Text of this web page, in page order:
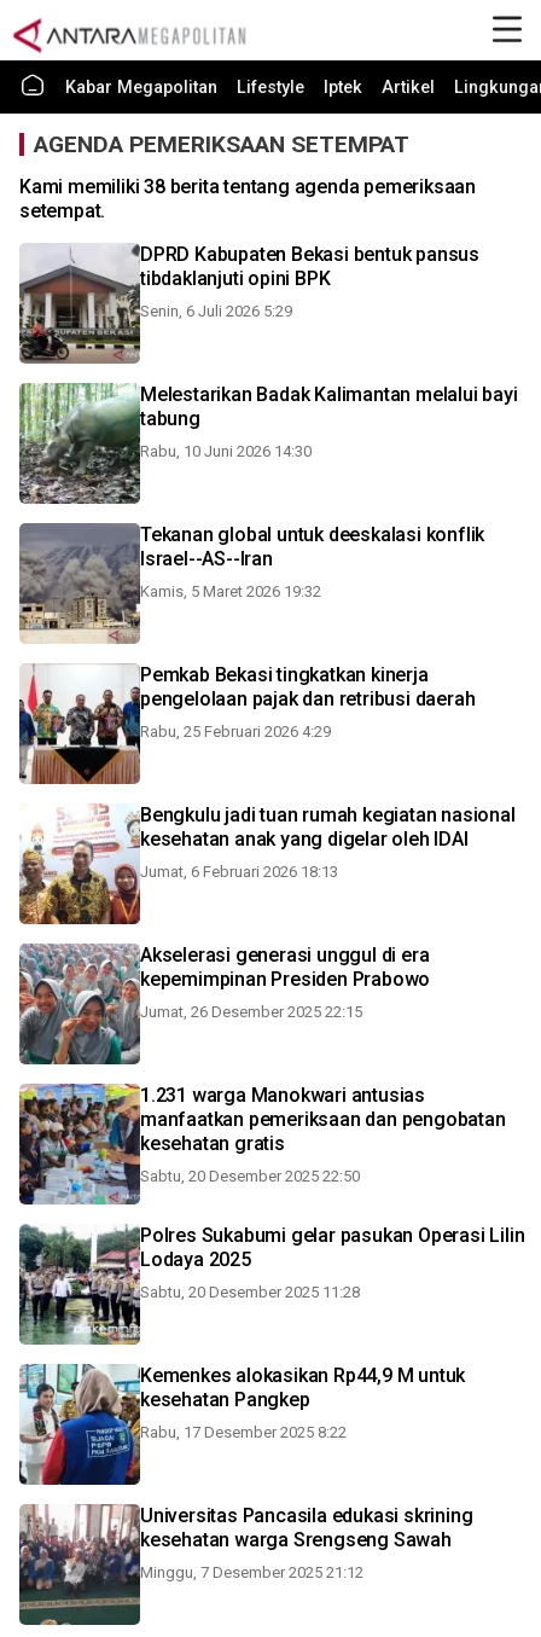
Kabar Megapolitan Lifestyle Iptek Artikel
AGENDA PEMERIKSAAN SETEMPAT
Kami memiliki 38 berita tentang agenda pemeriksaan
setempat.
DPRD Kabupaten Bekasi bentuk pansus
tibdaklanjuti opini BPK
Senin, 6 Juli 2026 5:29
Melestarikan Badak Kalimantan melalui bayi
tabung
Rabu, 10 Juni 2026 14:30
Tekanan global untuk deeskalasi konflik
Israel--AS--Iran
Kamis, 5 Maret 2026 19:32
Pemkab Bekasi tingkatkan kinerja
pengelolaan pajak dan retribusi daerah
Rabu, 25 Februari 2026 4:29
Bengkulu jadi tuan rumah kegiatan nasional
kesehatan anak yang digelar oleh IDAI
Jumat, 6 Februari 2026 18:13
Akselerasi generasi unggul di era
kepemimpinan Presiden Prabowo
Jumat, 26 Desember 2025 22:15
1.231 warga Manokwari antusias
manfaatkan pemeriksaan dan pengobatan
kesehatan gratis
Sabtu, 20 Desember 2025 22:50
Polres Sukabumi gelar pasukan Operasi Lilin
Lodaya 2025
Sabtu, 20 Desember 2025 11:28
Kemenkes alokasikan Rp44,9 M untuk
kesehatan Pangkep
Rabu, 17 Desember 2025 8:22
Universitas Pancasila edukasi skrining
kesehatan warga Srengseng Sawah
Minggu, 7 Desember 2025 21:12